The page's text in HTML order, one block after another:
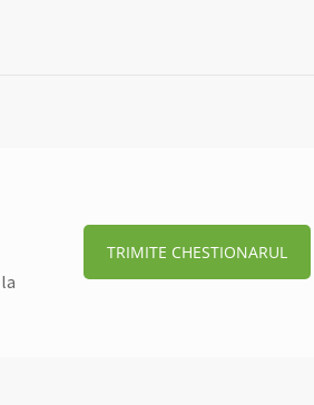
TRIMITE CHESTIONARUL